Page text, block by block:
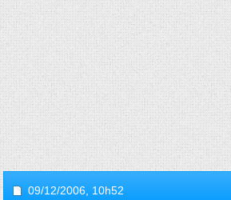
09/12/2006, 10h52